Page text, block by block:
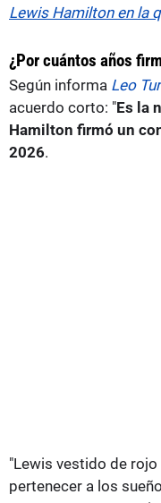
Lewis Hamilton en la
¿Por cuántos años
Según informa Leo
acuerdo corto: "Es la
Hamilton firmó un
2026.
"Lewis vestido de
pertenecer a los